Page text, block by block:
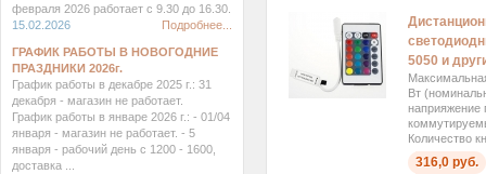
5050 и
Вт
наприяжение
Количество
316,0 руб.
февраля 2026 работает с 9.30 до 16.30.
15.02.2026
Подробнее...
ГРАФИК РАБОТЫ В НОВОГОДНИЕ
ПРАЗДНИКИ 2026г.
График работы в декабре 2025 г.: 31
декабря - магазин не работает.
График работы в январе 2026 г.: - 01/04
января - магазин не работает. - 5
января - рабочий день с 1200 - 1600,
доставка ...